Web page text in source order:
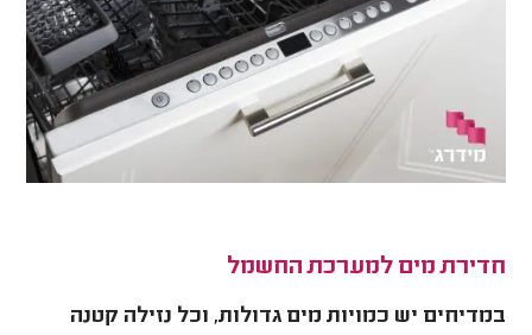
חדירת מים למערכת החשמל
במדיחים יש כמויות מים גדולות, וכל נזילה קטנה